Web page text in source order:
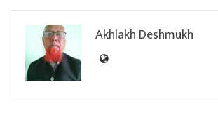
Akhlakh Deshmukh